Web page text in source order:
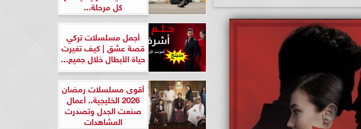
كل مرحلة...
أجمل مسلسلات تركي
قصة عشق | كيف تغيرت
حياة الأبطال خلال جميع...
أقوى مسلسلات رمضان
2026 الخليجية.. أعمال
صنعت الجدل وتصدرت
المشاهدات